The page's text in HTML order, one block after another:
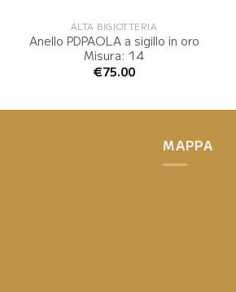
ALTA BIGIOTTERIA
Anello PDPAOLA a sigillo in oro
Misura: 14
€75.00
MAPPA